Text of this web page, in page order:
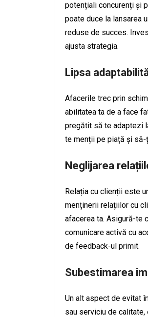
potențiali concurenți și
poate duce la lansarea
reduse de succes.
ajusta strategia.
Lipsa
Afacerile trec prin
abilitatea ta de a face
pregătit să te adaptezi
te menții pe piață și să-
Neglijarea
Relația cu clienții este
menținerii relațiilor cu
afacerea ta. Asigură-te
comunicare activă cu
de feedback-ul primit.
Subestimarea
Un alt aspect de evitat
sau serviciu de